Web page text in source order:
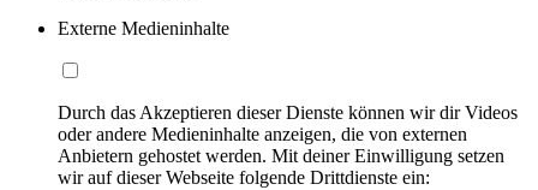
Externe Medieninhalte
Durch das Akzeptieren dieser Dienste können wir dir Videos
oder andere Medieninhalte anzeigen, die von externen
Anbietern gehostet werden. Mit deiner Einwilligung setzen
wir auf dieser Webseite folgende Drittdienste ein: